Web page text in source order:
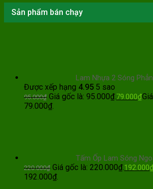
Sản phẩm bán chạy
Lam Nhựa 2 Sóng
Được xếp hạng 4.95 5 sao
95.000₫ Giá gốc là: 95.000₫.79.000₫
79.000₫.
Tấm Ốp Lam Sóng
220.000₫ Giá gốc là: 220.000₫.192.000
192.000₫.